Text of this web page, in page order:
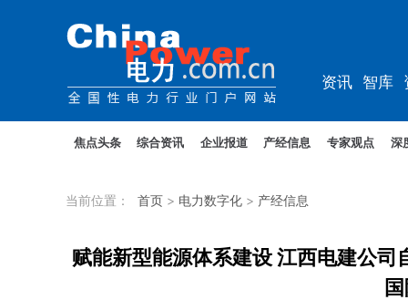
资讯 智库
焦点头条 综合资讯 企业报道 产经信息 专家观点 深
当前位置： 首页 > 电力数字化 > 产经信息
赋能新型能源体系建设 江西电建公